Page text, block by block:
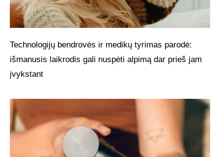
Technologijų bendrovės ir medikų tyrimas parodė:
išmanusis laikrodis gali nuspėti alpimą dar prieš jam
įvykstant